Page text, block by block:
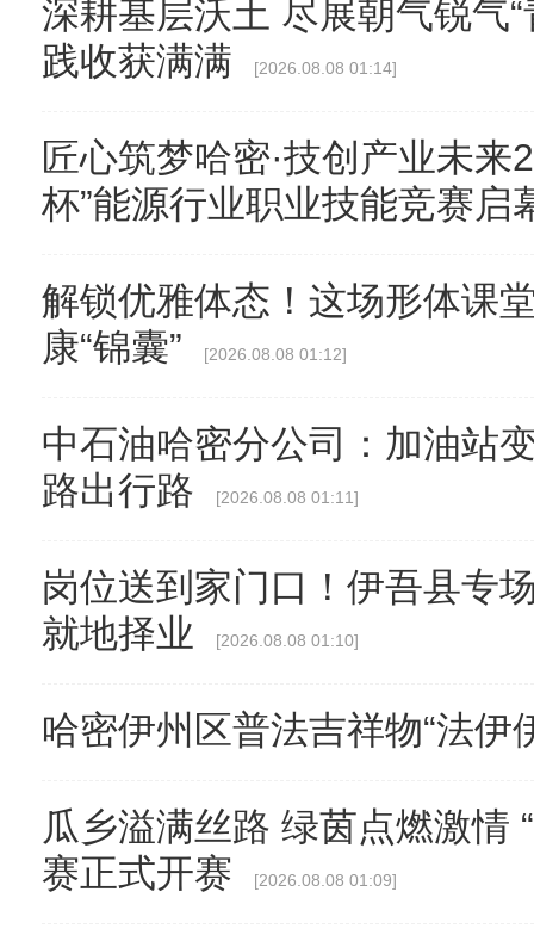
深耕基层沃土 尽展朝气锐气
践收获满满
[2026.08.08 01:14]
匠心筑梦哈密·技创产业未来
杯”能源行业职业技能竞赛启
解锁优雅体态！这场形体课
康“锦囊”
[2026.08.08 01:12]
中石油哈密分公司：加油站
路出行路
[2026.08.08 01:11]
岗位送到家门口！伊吾县专
就地择业
[2026.08.08 01:10]
哈密伊州区普法吉祥物“法伊
瓜乡溢满丝路 绿茵点燃激情
赛正式开赛
[2026.08.08 01:09]